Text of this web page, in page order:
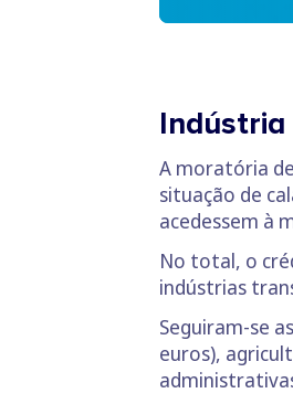
A moratória
situação de
acedessem à
No total, o
indústrias
Seguiram-se
euros),